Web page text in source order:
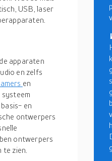
USB, laser
apparaten
en zelfs
en
systeem
en
ontwerpers
ontwerpers
zien.